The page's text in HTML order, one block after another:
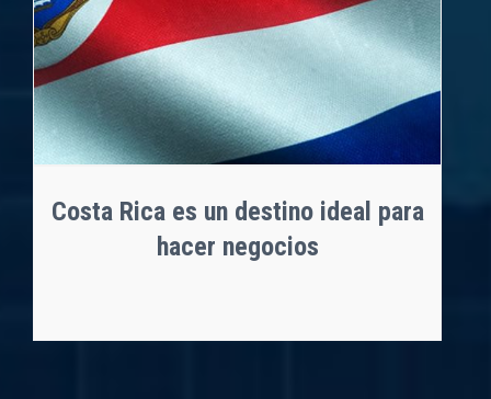
Costa Rica es un destino ideal para
hacer negocios